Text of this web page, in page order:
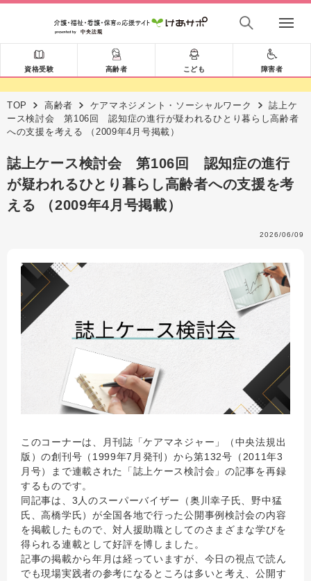
資格受験 高齢者 こども 障害者
TOP 高齢者 ケアマネジメント・ソーシャルワーク
誌上ケ
ース検討会 第106回 認知症の進行が疑われるひとり暮らし高齢者
への支援を考える （2009年4月号掲載）
誌上ケース検討会 第106回 認知症の進行
が疑われるひとり暮らし高齢者への支援を考
える （2009年4月号掲載）
2026/06/09
このコーナーは、月刊誌「ケアマネジャー」（中央法規出
版）の創刊号（1999年7月発刊）から第132号（2011年3
月号）まで連載された「誌上ケース検討会」の記事を再録
するものです。
同記事は、3人のスーパーバイザー（奥川幸子氏、野中猛
氏、高橋学氏）が全国各地で行った公開事例検討会の内容
を掲載したもので、対人援助職としてのさまざまな学びを
得られる連載として好評を博しました。
記事の掲載から年月は経っていますが、今日の視点で読ん
でも現場実践者の参考になるところは多いと考え、公開す